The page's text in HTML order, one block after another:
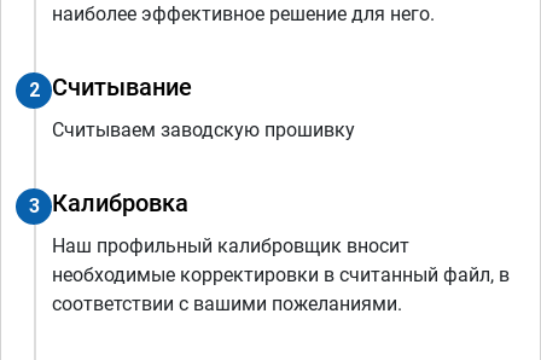
наиболее эффективное решение для него.
2 Считывание
Считываем заводскую прошивку
3 Калибровка
Наш профильный калибровщик вносит
необходимые корректировки в считанный файл, в
соответствии с вашими пожеланиями.